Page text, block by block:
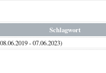
Schlagwort
08.06.2019 - 07.06.2023)